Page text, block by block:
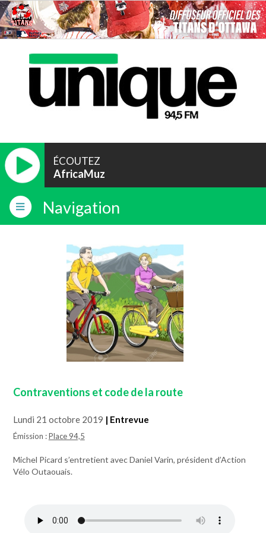
ÉCOUTEZ
AfricaMuz
Navigation
Contraventions et code de la route
Lundi 21 octobre 2019 | Entrevue
Émission :Place 94,5
Michel Picard s’entretient avec Daniel Varin, président d’Action
Vélo Outaouais.